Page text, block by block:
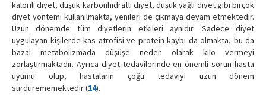
kalorili diyet, düşük karbonhidratlı diyet, düşük yağlı diyet gibi birçok
diyet yöntemi kullanılmakta, yenileri de çıkmaya devam etmektedir.
Uzun dönemde tüm diyetlerin etkileri aynıdır. Sadece diyet
uygulayan kişilerde kas atrofisi ve protein kaybı da olmakta, bu da
bazal metabolizmada düşüşe neden olarak kilo vermeyi
zorlaştırmaktadır. Ayrıca diyet tedavilerinde en önemli sorun hasta
uyumu olup, hastaların çoğu tedaviyi uzun dönem
sürdürememektedir (14).